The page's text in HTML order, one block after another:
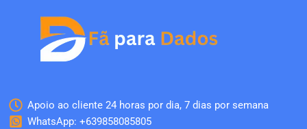
Apoio ao cliente 24 horas por dia, 7 dias por semana
WhatsApp: +639858085805